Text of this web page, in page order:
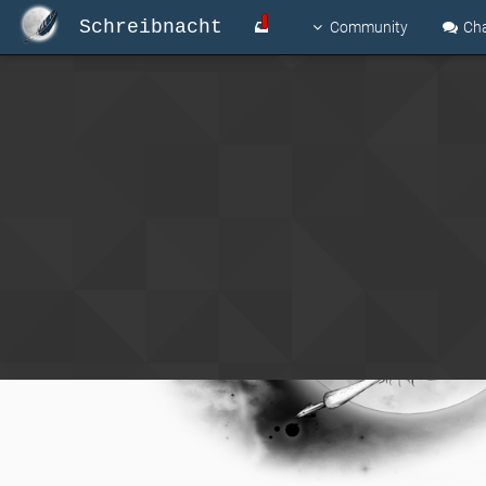
Schreibnacht Community